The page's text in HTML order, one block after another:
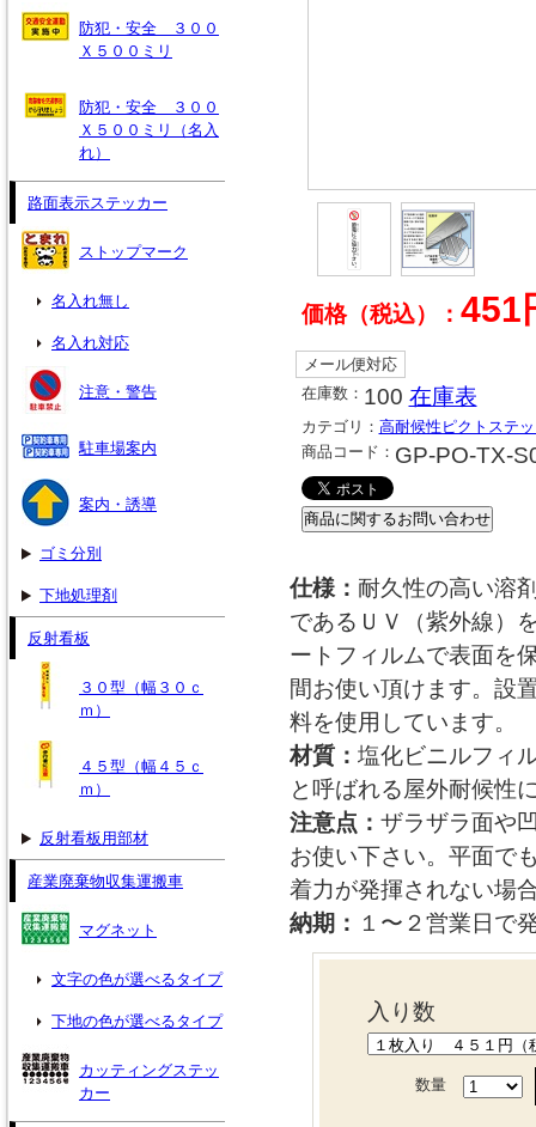
価格（税込）： 451
メール便対応
在庫数： 100 在庫表
カテゴリ： 高耐候性ピクトステ
商品コード： GP-PO-TX-
仕様： 耐久性の高い溶
であるＵＶ（紫外線）
ートフィルムで表面を
間お使い頂けます。設
料を使用しています。
材質： 塩化ビニルフィ
と呼ばれる屋外耐候性
注意点： ザラザラ面や
お使い下さい。平面で
着力が発揮されない場
納期： １〜２営業日で
入り数
数量
防犯・安全 ３００
Ｘ５００ミリ
防犯・安全 ３００
Ｘ５００ミリ（名入
れ）
路面表示ステッカー
ストップマーク
名入れ無し
名入れ対応
注意・警告
駐車場案内
案内・誘導
ゴミ分別
下地処理剤
反射看板
３０型（幅３０ｃ
ｍ）
４５型（幅４５ｃ
ｍ）
反射看板用部材
産業廃棄物収集運搬車
マグネット
文字の色が選べるタイプ
下地の色が選べるタイプ
カッティングステッ
カー